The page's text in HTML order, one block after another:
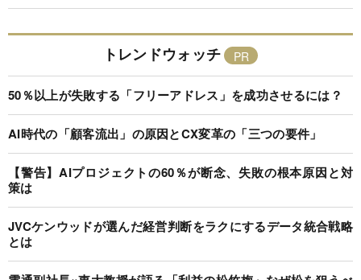
トレンドウォッチ
50％以上が失敗する「フリーアドレス」を成功させるには？
AI時代の「顧客流出」の原因とCX変革の「三つの要件」
【警告】AIプロジェクトの60％が断念、失敗の根本原因と対
策は
JVCケンウッドが選んだ経営判断をラクにするデータ統合戦略
とは